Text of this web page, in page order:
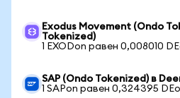
Exodus Movement (Ondo
Tokenized)
1 EXODon равен 0,008010
SAP (Ondo Tokenized) в
1 SAPon равен 0,324395